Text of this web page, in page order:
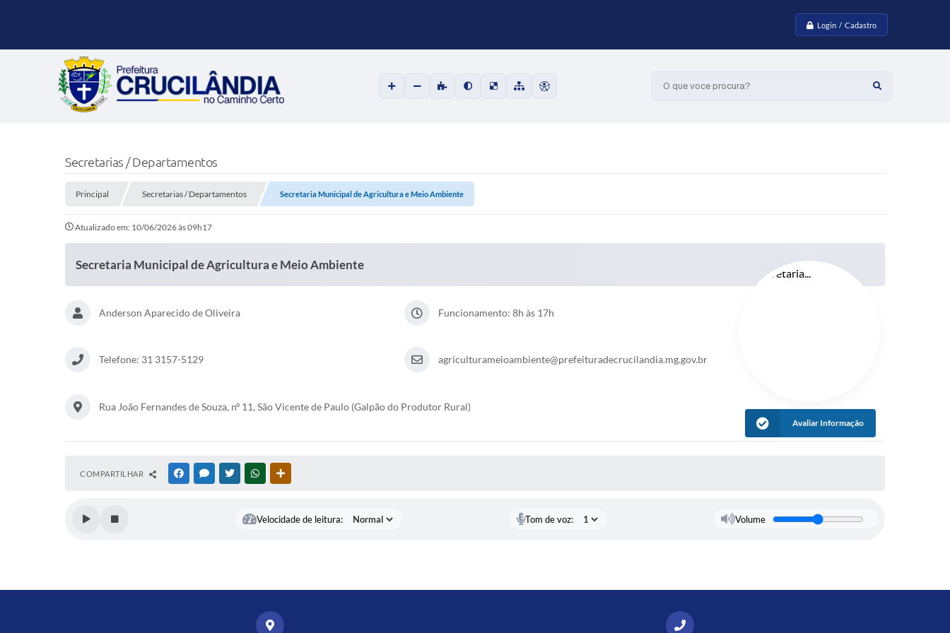
Login / Cadastro
O que voce procura?
Secretarias / Departamentos
Principal Secretarias / Departamentos Secretaria Municipal de Agricultura e Meio Ambiente
Atualizado em: 10/06/2026 às 09h17
Secretaria Municipal de Agricultura e Meio Ambiente
Anderson Aparecido de Oliveira Funcionamento: 8h às 17h
Telefone: 31 3157-5129 agriculturameioambiente@prefeituradecrucilandia.mg.gov.br
Rua João Fernandes de Souza, nº 11, São Vicente de Paulo (Galpão do Produtor Rural)
Avaliar Informação
COMPARTILHAR FACEBOOKMESSENGER
TWITTERWHATSAPP
Velocidade de leitura: Tom de voz: Volume